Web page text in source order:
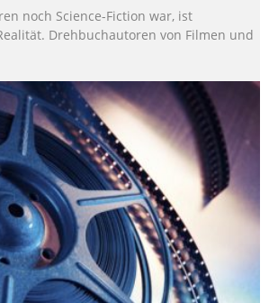
noch Science-Fiction war, ist
Drehbuchautoren von Filmen und